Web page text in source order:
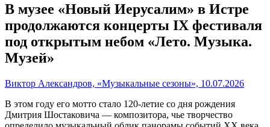
В музее «Новый Иерусалим» в Истре
продолжаются концерты IX фестиваля
под открытым небом «Лето. Музыка.
Музей»
Виктор Александров, «Музыкальные сезоны», 10.07.2026
В этом году его мотто стало 120-летие со дня рождения
Дмитрия Шостаковича — композитора, чье творчество